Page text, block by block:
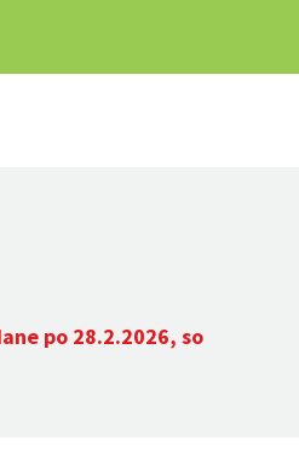
po 28.2.2026, so